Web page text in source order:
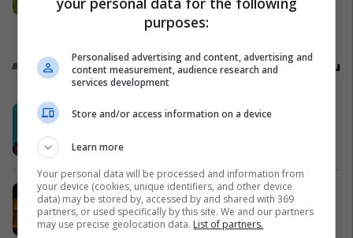
"Nuk jemi penduar asnjë ditë"
Telegrafi Zvicer
Promo Reklamo këtu
Swinto – Financimi digjital në pak
Me VIPA, çdo ndeshje shijohet
ndryshe
Vipa Chips
purposes:
Personalised advertising and content, advertising and
content measurement, audience research and
services development
Store and/or access information on a device
Learn more
Your personal data will be processed and information from
your device (cookies, unique identifiers, and other device
data) may be stored by, accessed by and shared with 369
partners, or used specifically by this site. We and our partners
may use precise geolocation data. List of partners.